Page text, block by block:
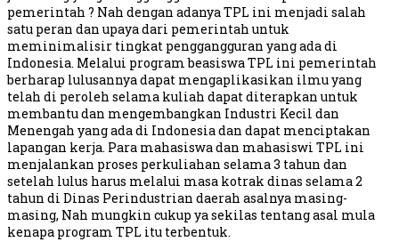
pemerintah ? Nah dengan adanya TPL ini menjadi salah
satu peran dan upaya dari pemerintah untuk
meminimalisir tingkat penggangguran yang ada di
Indonesia. Melalui program beasiswa TPL ini pemerintah
berharap lulusannya dapat mengaplikasikan ilmu yang
telah di peroleh selama kuliah dapat diterapkan untuk
membantu dan mengembangkan Industri Kecil dan
Menengah yang ada di Indonesia dan dapat menciptakan
lapangan kerja. Para mahasiswa dan mahasiswi TPL ini
menjalankan proses perkuliahan selama 3 tahun dan
setelah lulus harus melalui masa kotrak dinas selama 2
tahun di Dinas Perindustrian daerah asalnya masing-
masing, Nah mungkin cukup ya sekilas tentang asal mula
kenapa program TPL itu terbentuk.